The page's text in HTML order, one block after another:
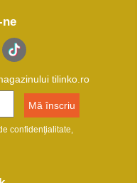
ne
tilinko.ro
confidenţialitate